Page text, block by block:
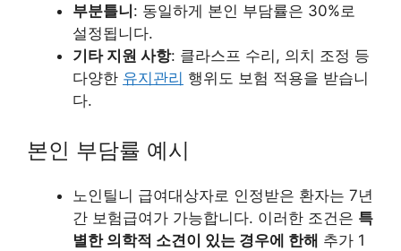
부분틀니: 동일하게 본인 부담률은 30%로
설정됩니다.
기타 지원 사항: 클라스프 수리, 의치 조정 등
다양한 유지관리 행위도 보험 적용을 받습니
다.
본인 부담률 예시
노인틸니 급여대상자로 인정받은 환자는 7년
간 보험급여가 가능합니다. 이러한 조건은 특
별한 의학적 소견이 있는 경우에 한해 추가 1